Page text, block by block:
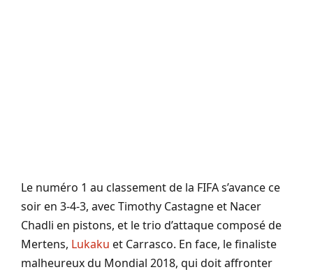
Le numéro 1 au classement de la FIFA s’avance ce
soir en 3-4-3, avec Timothy Castagne et Nacer
Chadli en pistons, et le trio d’attaque composé de
Mertens, Lukaku et Carrasco. En face, le finaliste
malheureux du Mondial 2018, qui doit affronter